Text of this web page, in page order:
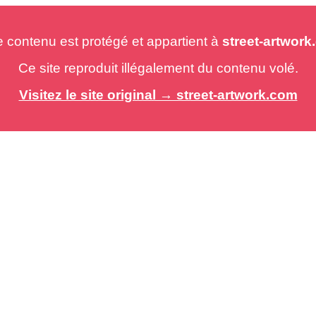
est protégé et appartient à street-
Ce site reproduit illégalement du contenu volé.
Visitez le site original → street-artwork.com